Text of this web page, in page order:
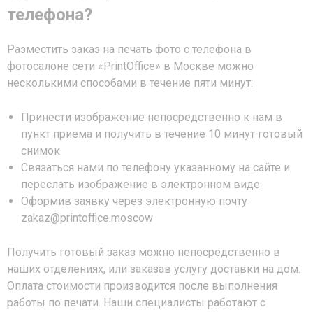
телефона?
Разместить заказ на печать фото с телефона в
фотосалоне сети «PrintOffice» в Москве можно
несколькими способами в течение пяти минут:
Принести изображение непосредственно к нам в
пункт приема и получить в течение 10 минут готовый
снимок
Связаться нами по телефону указанному на сайте и
переслать изображение в электронном виде
Оформив заявку через электронную почту
zakaz@printoffice.moscow
Получить готовый заказ можно непосредственно в
наших отделениях, или заказав услугу доставки на дом.
Оплата стоимости производится после выполнения
работы по печати. Наши специалисты работают с